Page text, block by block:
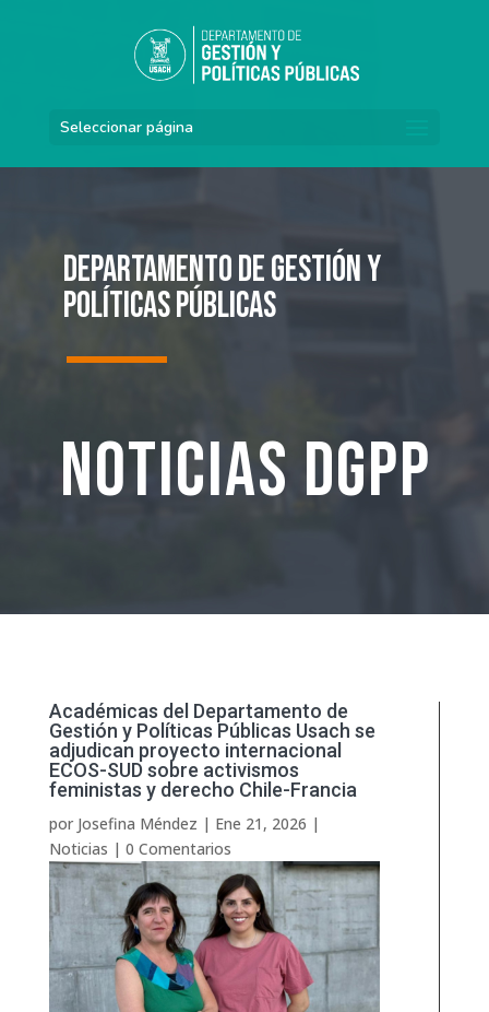
Seleccionar página
Departamento de Gestión y
Políticas Públicas
Noticias DGPP
Académicas del Departamento de
Gestión y Políticas Públicas Usach se
adjudican proyecto internacional
ECOS-SUD sobre activismos
feministas y derecho Chile-Francia
por Josefina Méndez | Ene 21, 2026 |
Noticias | 0 Comentarios